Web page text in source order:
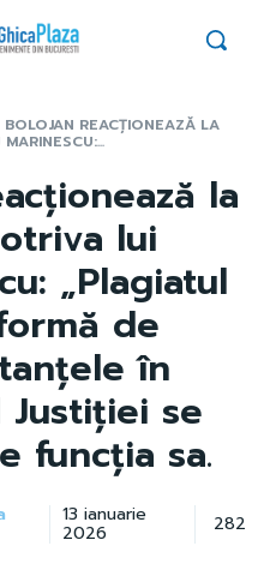
BOLOJAN REACȚIONEAZĂ LA
la
lui
„Plagiatul
de
în
se
funcția sa.
13 ianuarie
2026 282